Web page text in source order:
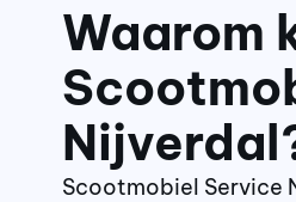
Waarom
Scootmobiel Service